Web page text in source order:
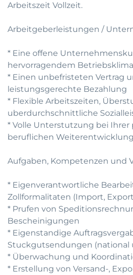
Arbeitszeit Vollzeit.
Arbeitgeberleistungen /
* Eine offene
hervorragendem
* Einen unbefristeten Vertrag
leistungsgerechte Bezahlung
* Flexible Arbeitszeiten,
uberdurchschnittliche
* Volle Unterstutzung bei Ihrer
beruflichen Weiterentwicklung
Aufgaben, Kompetenzen und
* Eigenverantwortliche
Zollformalitaten (Import,
* Prufen von
Bescheinigungen
* Eigenstandige
Stuckgutsendungen (national
* Überwachung und
* Erstellung von Versand-,